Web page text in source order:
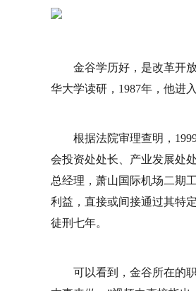
金谷学历好，是改革开
华大学读研，1987年，他进
根据法院审理查明，
会投资处处长、产业发展处
总经理，萧山国际机场二期
利益，直接或间接通过其特
徒刑七年。
可以看到，金谷所在的